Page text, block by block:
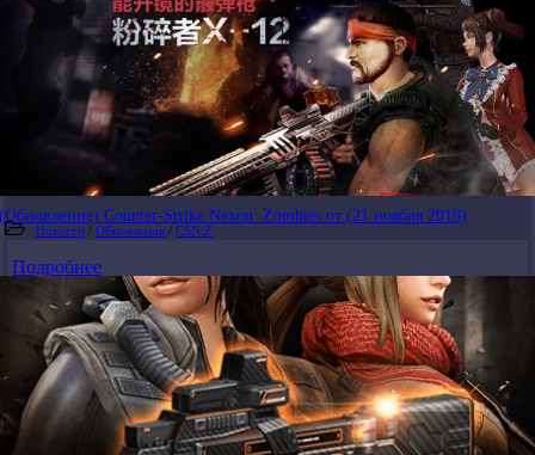
(Обновление) Counter-Strike Nexon: Zombies от (21 ноября 2018)
Новости / Обновления / CSN:Z
Подробнее